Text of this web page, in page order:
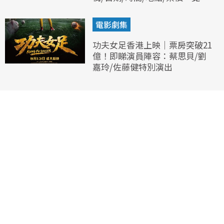
電影劇集
功夫女足香港上映｜票房突破21
億！即睇演員陣容：蔡思貝/劉
嘉玲/佐藤健特別演出